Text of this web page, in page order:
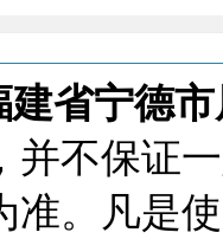
建省宁德
并不保证
准。凡是